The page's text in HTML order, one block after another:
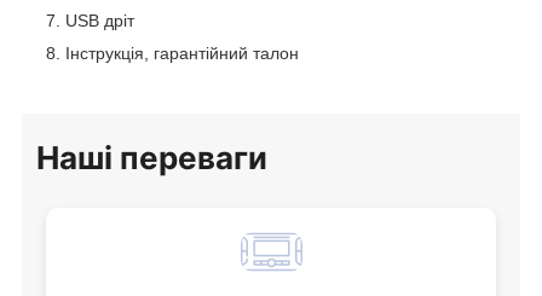
USB дріт
Інструкція, гарантійний талон
Наші переваги